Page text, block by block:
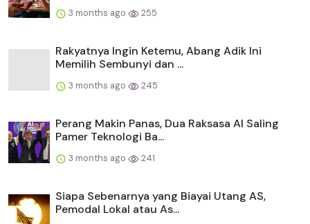
3 months ago 255
Rakyatnya Ingin Ketemu, Abang Adik Ini
Memilih Sembunyi dan ...
3 months ago 245
Perang Makin Panas, Dua Raksasa AI Saling
Pamer Teknologi Ba...
3 months ago 241
Siapa Sebenarnya yang Biayai Utang AS,
Pemodal Lokal atau As...